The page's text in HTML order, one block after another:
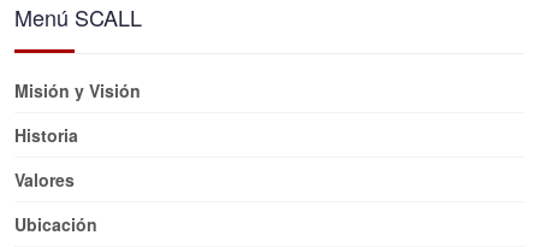
Menú SCALL
Misión y Visión
Historia
Valores
Ubicación